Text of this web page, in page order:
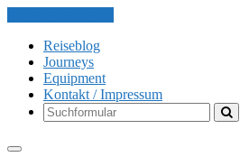
Reiseblog
Journeys
Equipment
Kontakt / Impressum